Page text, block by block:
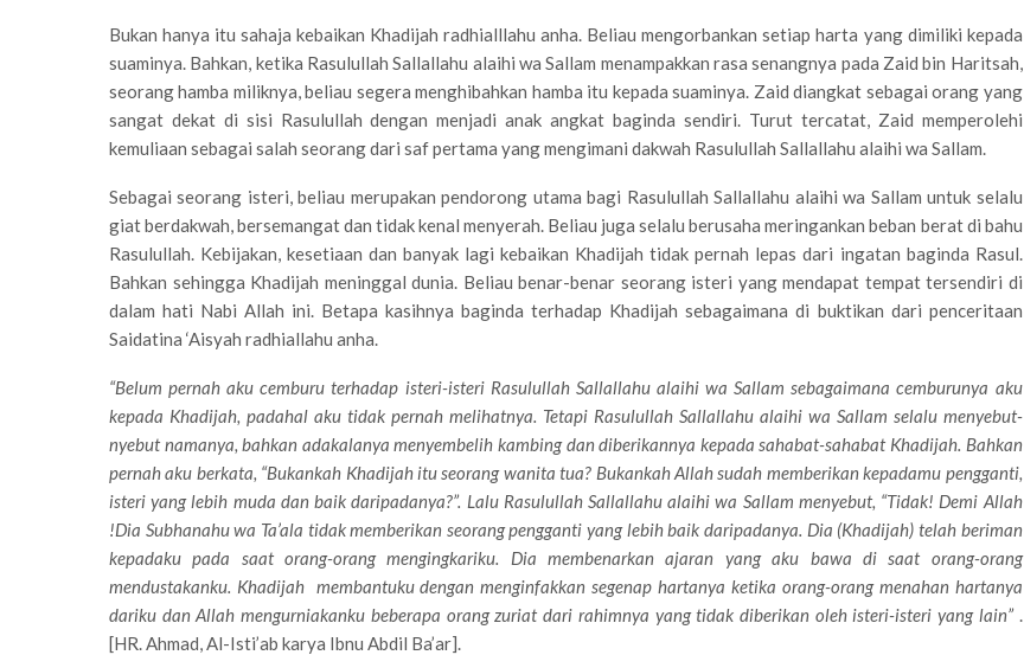
Bukan hanya itu sahaja kebaikan Khadijah radhialllahu anha. Beliau mengorbankan setiap harta yang dimiliki kepada
suaminya. Bahkan, ketika Rasulullah Sallallahu alaihi wa Sallam menampakkan rasa senangnya pada Zaid bin Haritsah,
seorang hamba miliknya, beliau segera menghibahkan hamba itu kepada suaminya. Zaid diangkat sebagai orang yang
sangat dekat di sisi Rasulullah dengan menjadi anak angkat baginda sendiri. Turut tercatat, Zaid memperolehi
kemuliaan sebagai salah seorang dari saf pertama yang mengimani dakwah Rasulullah Sallallahu alaihi wa Sallam.
Sebagai seorang isteri, beliau merupakan pendorong utama bagi Rasulullah Sallallahu alaihi wa Sallam untuk selalu
giat berdakwah, bersemangat dan tidak kenal menyerah. Beliau juga selalu berusaha meringankan beban berat di bahu
Rasulullah. Kebijakan, kesetiaan dan banyak lagi kebaikan Khadijah tidak pernah lepas dari ingatan baginda Rasul.
Bahkan sehingga Khadijah meninggal dunia. Beliau benar-benar seorang isteri yang mendapat tempat tersendiri di
dalam hati Nabi Allah ini. Betapa kasihnya baginda terhadap Khadijah sebagaimana di buktikan dari penceritaan
Saidatina ‘Aisyah radhiallahu anha.
“Belum pernah aku cemburu terhadap isteri-isteri Rasulullah Sallallahu alaihi wa Sallam sebagaimana cemburunya aku
kepada Khadijah, padahal aku tidak pernah melihatnya. Tetapi Rasulullah Sallallahu alaihi wa Sallam selalu menyebut-
nyebut namanya, bahkan adakalanya menyembelih kambing dan diberikannya kepada sahabat-sahabat Khadijah. Bahkan
pernah aku berkata, “Bukankah Khadijah itu seorang wanita tua? Bukankah Allah sudah memberikan kepadamu pengganti,
isteri yang lebih muda dan baik daripadanya?”. Lalu Rasulullah Sallallahu alaihi wa Sallam menyebut, “Tidak! Demi Allah
!Dia Subhanahu wa Ta’ala tidak memberikan seorang pengganti yang lebih baik daripadanya. Dia (Khadijah) telah beriman
kepadaku pada saat orang-orang mengingkariku. Dia membenarkan ajaran yang aku bawa di saat orang-orang
mendustakanku. Khadijah membantuku dengan menginfakkan segenap hartanya ketika orang-orang menahan hartanya
dariku dan Allah mengurniakanku beberapa orang zuriat dari rahimnya yang tidak diberikan oleh isteri-isteri yang lain” .
[HR. Ahmad, Al-Isti’ab karya Ibnu Abdil Ba’ar].